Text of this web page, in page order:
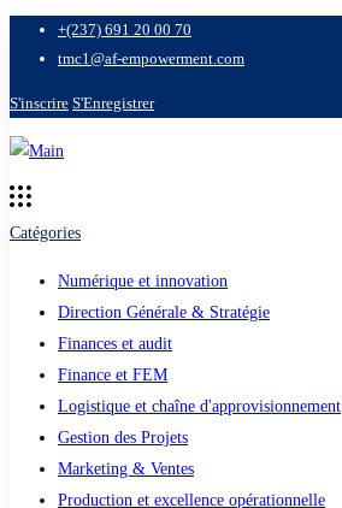
+(237) 691 20 00 70
tmc1@af-empowerment.com
S'inscrire S'Enregistrer
Catégories
Numérique et innovation
Direction Générale & Stratégie
Finances et audit
Finance et FEM
Logistique et chaîne d'approvisionnement
Gestion des Projets
Marketing & Ventes
Production et excellence opérationnelle